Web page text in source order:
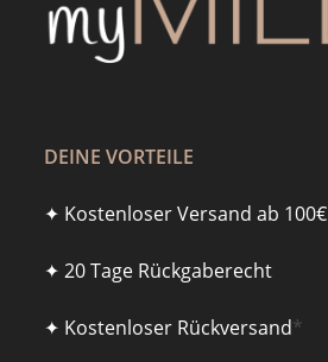
DEINE VORTEILE
✦ Kostenloser Versand ab 100€
✦ 20 Tage Rückgaberecht
✦ Kostenloser Rückversand*